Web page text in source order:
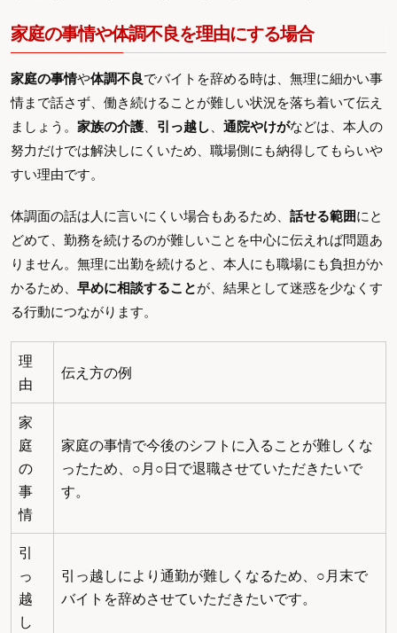
家庭の事情や体調不良を理由にする場合
家庭の事情や体調不良でバイトを辞める時は、無理に細かい事
情まで話さず、働き続けることが難しい状況を落ち着いて伝え
ましょう。 家族の介護、 引っ越し 通院やけがなどは、本人の
努力だけでは解決しにくいため、職場側にも納得してもらいや
すい理由です。
体調面の話は人に言いにくい場合もあるため、 話せる範囲にと
どめて、勤務を続けるのが難しいことを中心に伝えれば問題あ
りません。無理に出勤を続けると、本人にも職場にも負担がか
かるため、 早めに相談することが、結果として迷惑を少なくす
る行動につながります。
理
由
伝え方の例
家
庭
の
事
情
家庭の事情で今後のシフトに入ることが難しくな
ったため、○月○日で退職させていただきたいで
す。
引
っ
越
し
引っ越しにより通勤が難しくなるため、○月末で
バイトを辞めさせていただきたいです。